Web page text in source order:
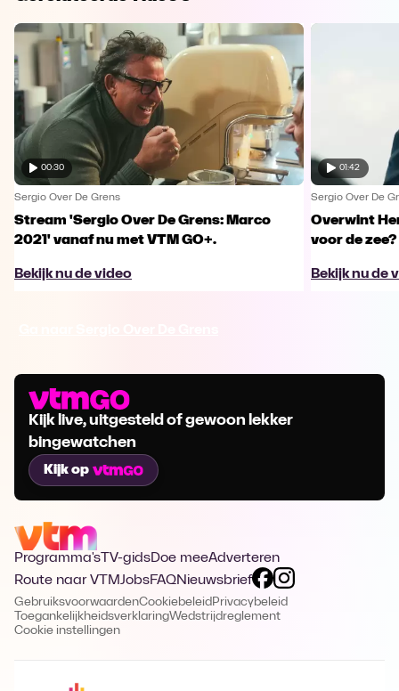
00:30
Sergio Over De Grens
Stream 'Sergio Over De Grens: Marco
2021' vanaf nu met VTM GO+.
Bekijk nu de video
01:42
Sergio Over De
Overwint
voor de zee?
Bekijk nu de
Kijk live, uitgesteld of gewoon lekker
bingewatchen
Kijk op
Programma's TV-gidsDoe meeAdverteren
Route naar VTMJobsFAQNieuwsbrief
GebruiksvoorwaardenCookiebeleid Privacybeleid
ToegankelijkheidsverklaringWedstrijdreglement
Cookie instellingen